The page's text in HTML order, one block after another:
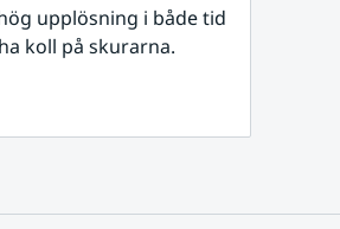
upplösning i både tid
koll på skurarna.